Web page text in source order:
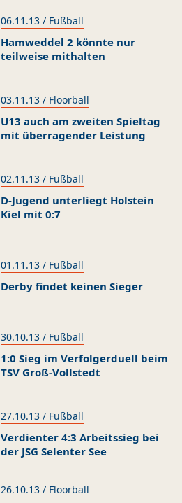
06.11.13 / Fußball
Hamweddel 2 könnte nur
teilweise mithalten
03.11.13 / Floorball
U13 auch am zweiten Spieltag
mit überragender Leistung
02.11.13 / Fußball
D-Jugend unterliegt Holstein
Kiel mit 0:7
01.11.13 / Fußball
Derby findet keinen Sieger
30.10.13 / Fußball
1:0 Sieg im Verfolgerduell beim
TSV Groß-Vollstedt
27.10.13 / Fußball
Verdienter 4:3 Arbeitssieg bei
der JSG Selenter See
26.10.13 / Floorball